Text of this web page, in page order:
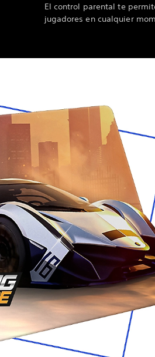
El control parental te
jugadores en cualquier